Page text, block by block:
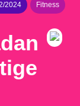
2024 Fitness